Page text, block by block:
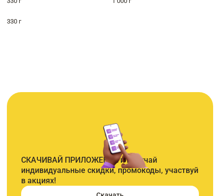
330 г
СКАЧИВАЙ ПРИЛОЖЕНИЕ и получай
индивидуальные скидки, промокоды, участвуй
в акциях!